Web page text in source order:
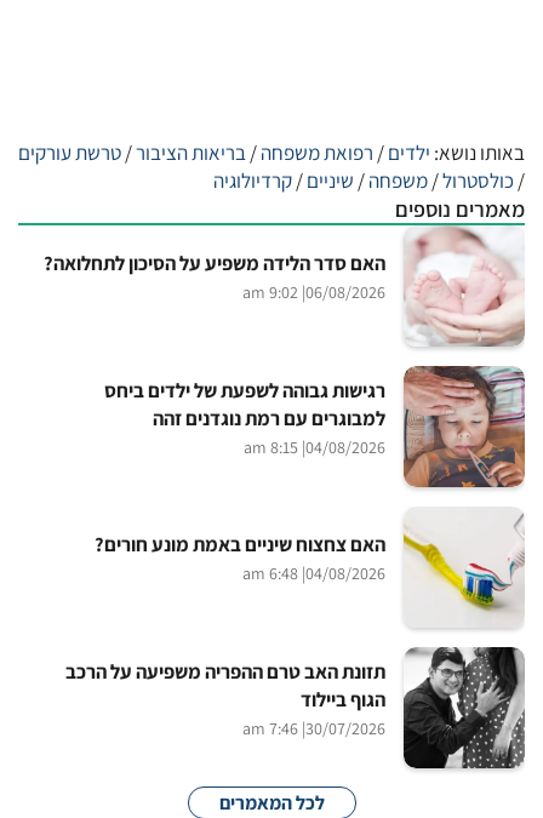
באותו נושא: ילדים/ רפואת משפחה/בריאות הציבור/טרשת עורקים
/ כולסטרול/משפחה/ שיניים/קרדיולוגיה
מאמרים נוספים
האם סדר הלידה משפיע על הסיכון לתחלואה?
06/08/2026
| 9:02 am
רגישות גבוהה לשפעת של ילדים ביחס
למבוגרים עם רמת נוגדנים זהה
04/08/2026
| 8:15 am
האם צחצוח שיניים באמת מונע חורים?
04/08/2026
| 6:48 am
תזונת האב טרם ההפריה משפיעה על הרכב
הגוף ביילוד
30/07/2026
| 7:46 am
לכל המאמרים